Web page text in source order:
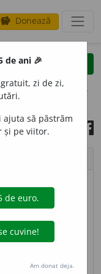
savings Donează
opțiuni
© imagine
fam.)
a (o) nimeri
de ani 🎉
zi de zi,
ajuta să păstrăm
și pe viitor.
Am donat deja.